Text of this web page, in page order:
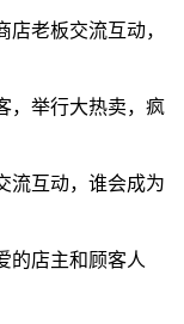
老板交流互动，
，举行大热卖，疯
流互动，谁会成为
的店主和顾客人